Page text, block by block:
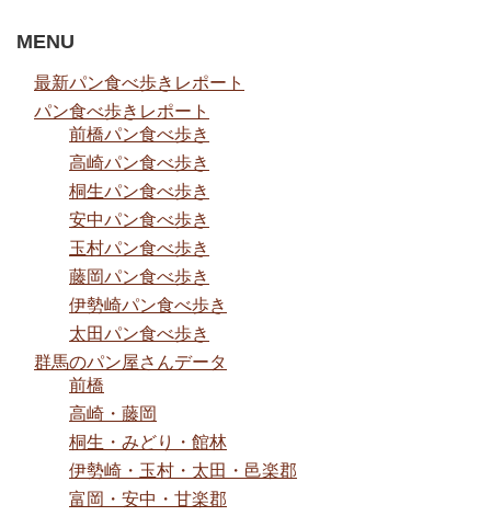
MENU
最新パン食べ歩きレポート
パン食べ歩きレポート
前橋パン食べ歩き
高崎パン食べ歩き
桐生パン食べ歩き
安中パン食べ歩き
玉村パン食べ歩き
藤岡パン食べ歩き
伊勢崎パン食べ歩き
太田パン食べ歩き
群馬のパン屋さんデータ
前橋
高崎・藤岡
桐生・みどり・館林
伊勢崎・玉村・太田・邑楽郡
富岡・安中・甘楽郡